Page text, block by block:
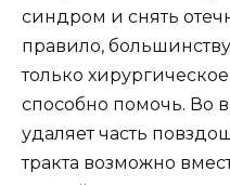
синдром и снять
правило,
только
способно помочь. Во
удаляет часть
тракта возможно